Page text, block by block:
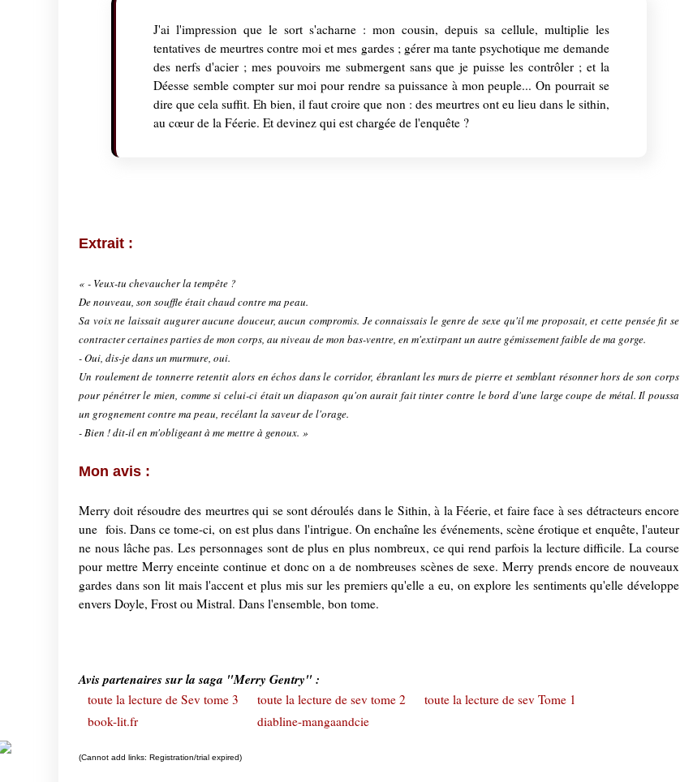
J'ai l'impression que le sort s'acharne : mon cousin, depuis sa cellule, multiplie les
tentatives de meurtres contre moi et mes gardes ; gérer ma tante psychotique me demande
des nerfs d'acier ; mes pouvoirs me submergent sans que je puisse les contrôler ; et la
Déesse semble compter sur moi pour rendre sa puissance à mon peuple... On pourrait se
dire que cela suffit. Eh bien, il faut croire que non : des meurtres ont eu lieu dans le sithin,
au cœur de la Féerie. Et devinez qui est chargée de l'enquête ?
Extrait :
« - Veux-tu chevaucher la tempête ?
De nouveau, son souffle était chaud contre ma peau.
Sa voix ne laissait augurer aucune douceur, aucun compromis. Je connaissais le genre de sexe qu'il me proposait, et cette pensée fit se
contracter certaines parties de mon corps, au niveau de mon bas-ventre, en m'extirpant un autre gémissement faible de ma gorge.
- Oui, dis-je dans un murmure, oui.
Un roulement de tonnerre retentit alors en échos dans le corridor, ébranlant les murs de pierre et semblant résonner hors de son corps
pour pénétrer le mien, comme si celui-ci était un diapason qu'on aurait fait tinter contre le bord d'une large coupe de métal. Il poussa
un grognement contre ma peau, recélant la saveur de l'orage.
- Bien ! dit-il en m'obligeant à me mettre à genoux. »
Mon avis :
Merry doit résoudre des meurtres qui se sont déroulés dans le Sithin, à la Féerie, et faire face à ses détracteurs encore
une fois. Dans ce tome-ci, on est plus dans l'intrigue. On enchaîne les événements, scène érotique et enquête, l'auteur
ne nous lâche pas. Les personnages sont de plus en plus nombreux, ce qui rend parfois la lecture difficile. La course
pour mettre Merry enceinte continue et donc on a de nombreuses scènes de sexe. Merry prends encore de nouveaux
gardes dans son lit mais l'accent et plus mis sur les premiers qu'elle a eu, on explore les sentiments qu'elle développe
envers Doyle, Frost ou Mistral. Dans l'ensemble, bon tome.
Avis partenaires sur la saga "Merry Gentry" :
toute la lecture de Sev tome 3 toute la lecture de sev tome 2
toute la lecture de sev Tome 1
book-lit.fr
diabline-mangaandcie
(Cannot add links: Registration/trial expired)